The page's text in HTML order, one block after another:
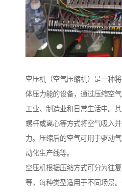
空压机（空气压缩机）是一种
体压力能的设备，通过压缩空
工业、制造业和日常生活中。
螺杆或离心等方式将空气吸入
力。压缩后的空气可用于驱动
动化生产线等。
空压机根据压缩方式可分为往
等，每种类型适用于不同场景